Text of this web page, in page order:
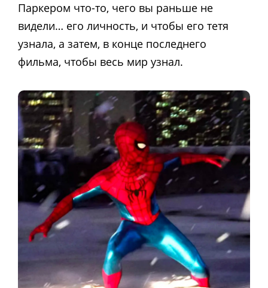
Паркером что-то, чего вы раньше не
видели… его личность, и чтобы его тетя
узнала, а затем, в конце последнего
фильма, чтобы весь мир узнал.